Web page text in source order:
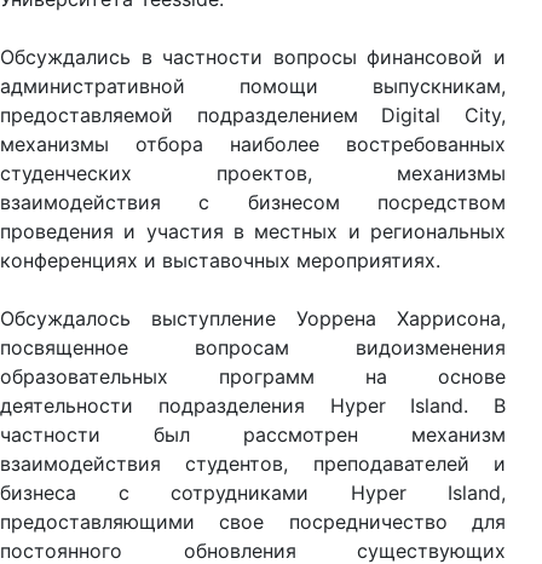
Обсуждались в частности вопросы финансовой и
административной помощи выпускникам,
предоставляемой подразделением Digital City,
механизмы отбора наиболее востребованных
студенческих проектов, механизмы
взаимодействия с бизнесом посредством
проведения и участия в местных и региональных
конференциях и выставочных мероприятиях.
Обсуждалось выступление Уоррена Харрисона,
посвященное вопросам видоизменения
образовательных программ на основе
деятельности подразделения Hyper Island. В
частности был рассмотрен механизм
взаимодействия студентов, преподавателей и
бизнеса с сотрудниками Hyper Island,
предоставляющими свое посредничество для
постоянного обновления существующих